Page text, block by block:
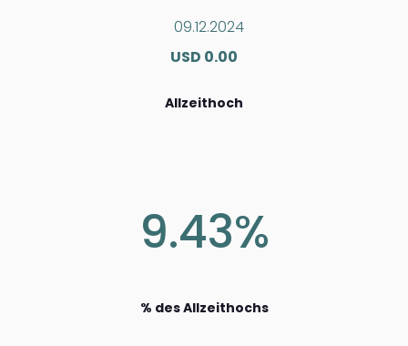
09.12.2024
USD 0.00
Allzeithoch
9.43%
% des Allzeithochs